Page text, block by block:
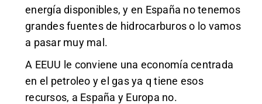
energía disponibles, y en España no tenemos
grandes fuentes de hidrocarburos o lo vamos
a pasar muy mal.
A EEUU le conviene una economía centrada
en el petroleo y el gas ya q tiene esos
recursos, a España y Europa no.